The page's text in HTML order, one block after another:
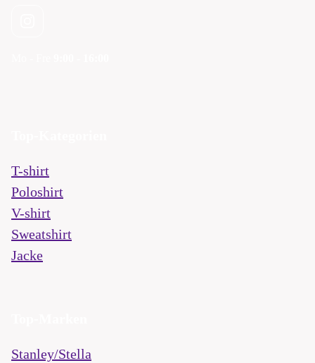
T-shirt
Poloshirt
V-shirt
Sweatshirt
Jacke
Stanley/Stella